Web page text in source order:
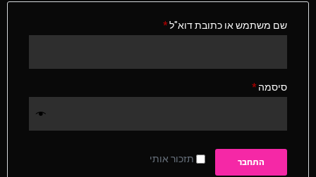
שם משתמש או כתובת דוא"ל*
סיסמה*
תזכור אותי התחבר